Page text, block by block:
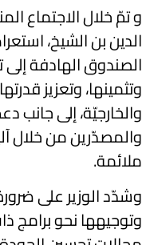
و تمّ خلال الاجتماع
الدين بن الشيخ،
الصندوق الهادفة
وتثمينها، وتعزيز
والخارجيّة، إلى جانب
والمصدّرين من خلال
ملائمة.
وشدّد الوزير على
وتوجيهها نحو برامج